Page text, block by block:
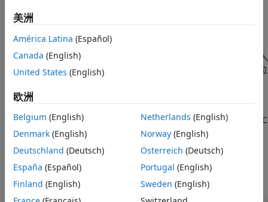
matlab.io.hdf4.sd.writeChunk
本页内容
语法
描述
示例
说明
writeChunk(sdsID,origin,dataChunk)
标识的数据集写入
整个数据块。origin输入以分块坐标（而非数据集坐标）指定块位
此函数对应于 HDF 库 C API 中的
函数，但因为
MATLAB®采用 FORTRAN 样式的排序方法，所以 origin 参数与 C
库 API 相反。
示例
写入二维分块和压缩数据集。分块布局构成一个 10×5 网格。
美洲
América Latina (Español)
Canada (English)
United States (English)
欧洲
Belgium (English)
Denmark (English)
Deutschland (Deutsch)
España (Español)
Finland (English)
Netherlands (English)
Norway(English)
Österreich (Deutsch)
Portugal (English)
Sweden (English)